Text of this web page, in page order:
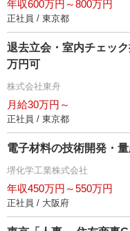
年収600万円～800万円
正社員 / 東京都
退去立会・室内チェッ
万円可
株式会社東舟
月給30万円～
正社員 / 東京都
電子材料の技術開発・
堺化学工業株式会社
年収450万円～550万円
正社員 / 大阪府